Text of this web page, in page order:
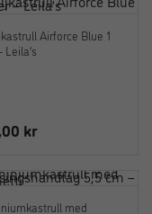
Airforce Blue 1
Leila’s
kr
med